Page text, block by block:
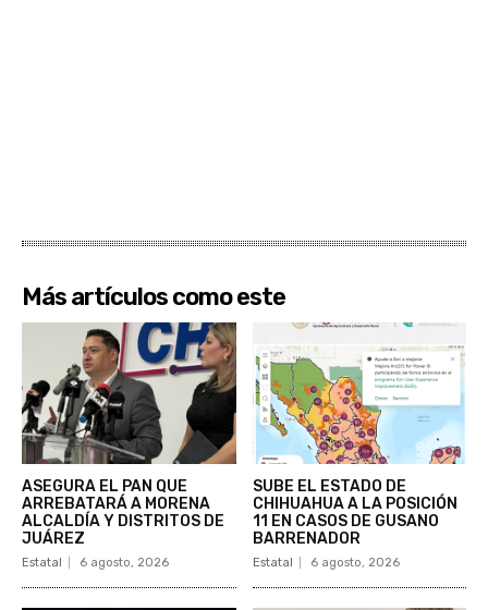
Más artículos como este
ASEGURA EL PAN QUE
ARREBATARÁ A MORENA
ALCALDÍA Y DISTRITOS DE
JUÁREZ
Estatal 6 agosto, 2026
SUBE EL ESTADO DE
CHIHUAHUA A LA POSICIÓN
11 EN CASOS DE GUSANO
BARRENADOR
Estatal 6 agosto, 2026